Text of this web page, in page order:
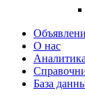
О нас
База